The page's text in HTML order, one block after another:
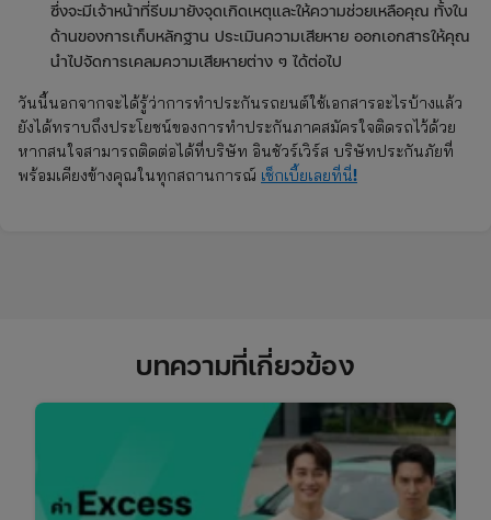
ซึ่งจะมีเจ้าหน้าที่รีบมายังจุดเกิดเหตุและให้ความช่วยเหลือคุณ ทั้งใน
ด้านของการเก็บหลักฐาน ประเมินความเสียหาย ออกเอกสารให้คุณ
นำไปจัดการเคลมความเสียหายต่าง ๆ ได้ต่อไป
วันนี้นอกจากจะได้รู้ว่าการทําประกันรถยนต์ใช้เอกสารอะไรบ้างแล้ว
ยังได้ทราบถึงประโยชน์ของการทำประกันภาคสมัครใจติดรถไว้ด้วย
หากสนใจสามารถติดต่อได้ที่บริษัท อินชัวร์เวิร์ส บริษัทประกันภัยที่
พร้อมเคียงข้างคุณในทุกสถานการณ์ เช็กเบี้ยเลยที่นี่!
บทความที่เกี่ยวข้อง